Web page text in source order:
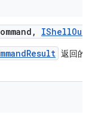
, IShell
返回的